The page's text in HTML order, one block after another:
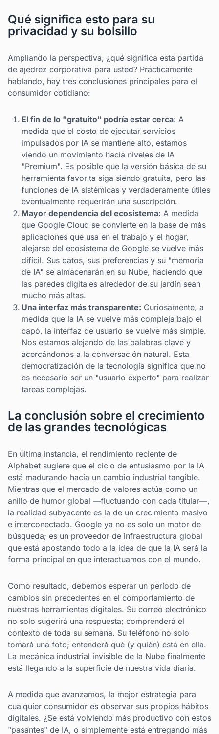
Qué significa esto para su
privacidad y su bolsillo
Ampliando la perspectiva, ¿qué significa esta partida
de ajedrez corporativa para usted? Prácticamente
hablando, hay tres conclusiones principales para el
consumidor cotidiano:
El fin de lo "gratuito" podría estar cerca: A
medida que el costo de ejecutar servicios
impulsados por IA se mantiene alto, estamos
viendo un movimiento hacia niveles de IA
"Premium". Es posible que la versión básica de su
herramienta favorita siga siendo gratuita, pero las
funciones de IA sistémicas y verdaderamente útiles
eventualmente requerirán una suscripción.
Mayor dependencia del ecosistema: A medida
que Google Cloud se convierte en la base de más
aplicaciones que usa en el trabajo y el hogar,
alejarse del ecosistema de Google se vuelve más
difícil. Sus datos, sus preferencias y su "memoria
de IA" se almacenarán en su Nube, haciendo que
las paredes digitales alrededor de su jardín sean
mucho más altas.
Una interfaz más transparente: Curiosamente, a
medida que la IA se vuelve más compleja bajo el
capó, la interfaz de usuario se vuelve más simple.
Nos estamos alejando de las palabras clave y
acercándonos a la conversación natural. Esta
democratización de la tecnología significa que no
es necesario ser un "usuario experto" para realizar
tareas complejas.
La conclusión sobre el crecimiento
de las grandes tecnológicas
En última instancia, el rendimiento reciente de
Alphabet sugiere que el ciclo de entusiasmo por la IA
está madurando hacia un cambio industrial tangible.
Mientras que el mercado de valores actúa como un
anillo de humor global —fluctuando con cada titular—,
la realidad subyacente es la de un crecimiento masivo
e interconectado. Google ya no es solo un motor de
búsqueda; es un proveedor de infraestructura global
que está apostando todo a la idea de que la IA será la
forma principal en que interactuamos con el mundo.
Como resultado, debemos esperar un período de
cambios sin precedentes en el comportamiento de
nuestras herramientas digitales. Su correo electrónico
no solo sugerirá una respuesta; comprenderá el
contexto de toda su semana. Su teléfono no solo
tomará una foto; entenderá qué (y quién) está en ella.
La mecánica industrial invisible de la Nube finalmente
está llegando a la superficie de nuestra vida diaria.
A medida que avanzamos, la mejor estrategia para
cualquier consumidor es observar sus propios hábitos
digitales. ¿Se está volviendo más productivo con estos
"pasantes" de IA, o simplemente está entregando más